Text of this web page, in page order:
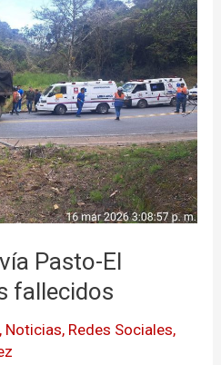
Pasto-El
fallecidos
, Noticias, Redes Sociales,